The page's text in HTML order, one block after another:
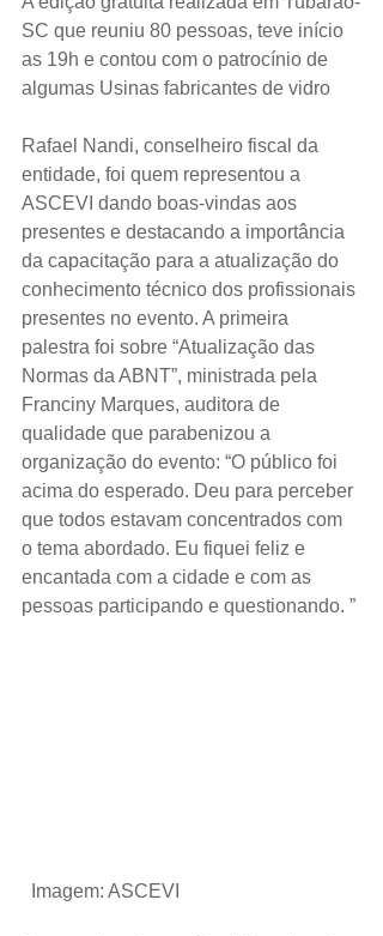
SC que reuniu 80 pessoas, teve início
as 19h e contou com o patrocínio de
algumas Usinas fabricantes de vidro
Rafael Nandi, conselheiro fiscal da
entidade, foi quem representou a
ASCEVI dando boas-vindas aos
presentes e destacando a importância
da capacitação para a atualização do
conhecimento técnico dos profissionais
presentes no evento. A primeira
palestra foi sobre “Atualização das
Normas da ABNT”, ministrada pela
Franciny Marques, auditora de
qualidade que parabenizou a
organização do evento: “O público foi
acima do esperado. Deu para perceber
que todos estavam concentrados com
o tema abordado. Eu fiquei feliz e
encantada com a cidade e com as
pessoas participando e questionando. ”
Imagem: ASCEVI